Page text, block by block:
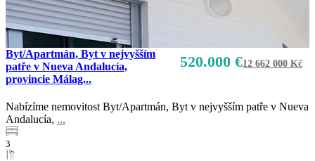
520.000 €12 662 000 Kč
Byt/Apartmán, Byt v nejvyšším
patře v Nueva Andalucía,
provincie Málag...
Nabízíme nemovitost Byt/Apartmán, Byt v nejvyšším patře v Nueva
Andalucía, ...
3